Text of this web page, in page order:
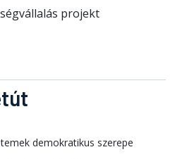
projekt
demokratikus szerepe